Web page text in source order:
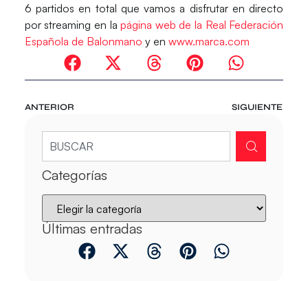
6 partidos en total que vamos a disfrutar en directo
por streaming en lapágina web de la Real Federación
Española de Balonmano y en www.marca.com
ANTERIOR SIGUIENTE
Categorías
Últimas entradas